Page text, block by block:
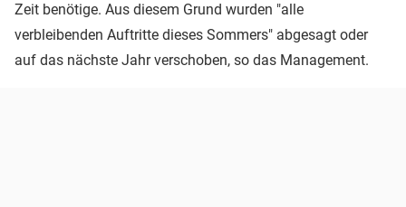
Zeit benötige. Aus diesem Grund wurden "alle
verbleibenden Auftritte dieses Sommers" abgesagt oder
auf das nächste Jahr verschoben, so das Management.